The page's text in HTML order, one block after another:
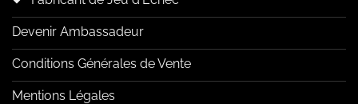
Devenir Ambassadeur
Conditions Générales de Vente
Mentions Légales